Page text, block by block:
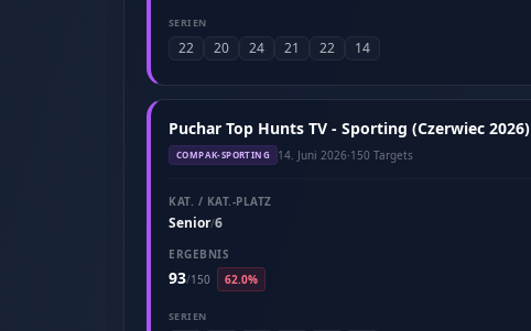
SERIEN
22 20 24 21 22 14
Puchar Top Hunts TV - Sporting (Czerwiec 2026)
COMPAK-SPORTING 14. Juni 2026·150 Targets
KAT. / KAT.-PLATZ
Senior/6
ERGEBNIS
93/150 62.0%
SERIEN